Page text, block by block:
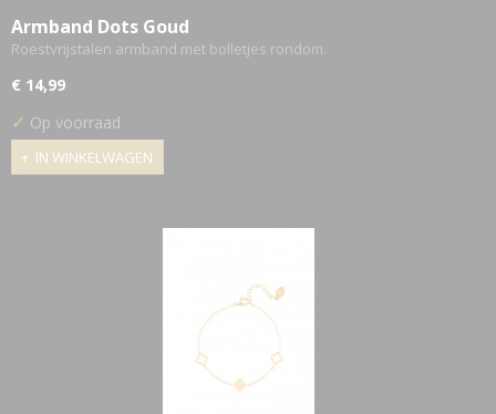
Armband Dots Goud
Roestvrijstalen armband met bolletjes rondom.
€ 14,99
✓ Op voorraad
IN WINKELWAGEN